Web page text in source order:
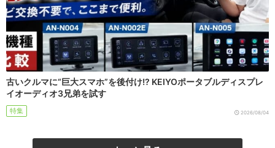
古いクルマに“巨大スマホ”を後付け!? KEIYOポータブルディスプレ
イオーディオ3兄弟を試す
特集 2026/08/04